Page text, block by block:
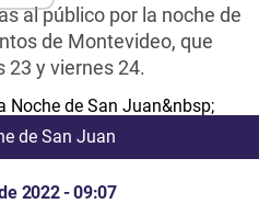
al público por la noche de
de Montevideo, que
23 y viernes 24.
de San Juan
2022 - 09:07